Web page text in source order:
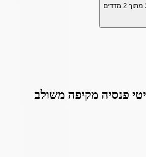
מתוך 2 מדדים
פנסיה מקיפה משולב